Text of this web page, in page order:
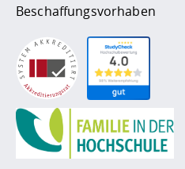
Beschaffungsvorhaben